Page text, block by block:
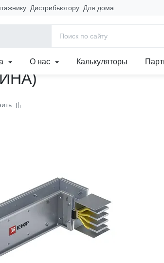
Дистрибьютору Для дома
О нас Калькуляторы
секция c